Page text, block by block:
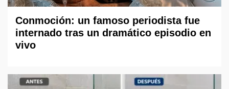
Conmoción: un famoso periodista fue
internado tras un dramático episodio en
vivo